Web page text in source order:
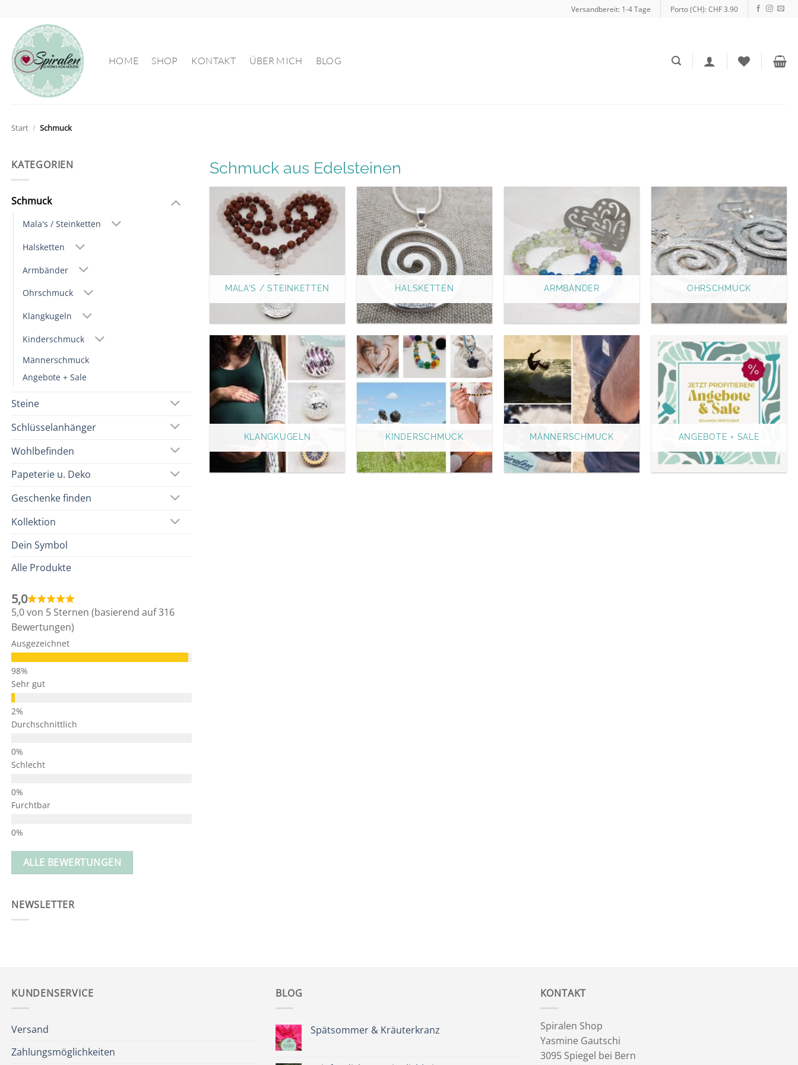
springen
Versandbereit: 1-4 Tage Porto (CH): CHF 3.90
HOME SHOP KONTAKT ÜBER MICH BLOG
Start / Schmuck
KATEGORIEN
Schmuck
Mala's / Steinketten
Halsketten
Armbänder
Ohrschmuck
Klangkugeln
Kinderschmuck
Männerschmuck
Angebote + Sale
Steine
Schlüsselanhänger
Wohlbefinden
Papeterie u. Deko
Geschenke finden
Kollektion
Dein Symbol
Alle Produkte
5,0
5,0 von 5 Sternen (basierend auf 316
Bewertungen)
Ausgezeichnet
Sehr gut
Durchschnittlich
Schlecht
Furchtbar
ALLE BEWERTUNGEN
NEWSLETTER
Schmuck aus Edelsteinen
MALA'S / STEINKETTEN HALSKETTEN ARMBÄNDER OHRSCHMUCK
KLANGKUGELN KINDERSCHMUCK MÄNNERSCHMUCK ANGEBOTE + SALE
KUNDENSERVICE
Versand
Zahlungsmöglichkeiten
BLOG
Spätsommer & Kräuterkranz
KONTAKT
Spiralen Shop
Yasmine Gautschi
3095 Spiegel bei Bern